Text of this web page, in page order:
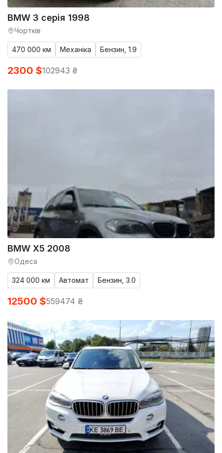
BMW 3 серія 1998
Чортків
470 000 км Механіка Бензин, 1.9
2300 $102943 ₴
BMW X5 2008
Одеса
324 000 км Автомат Бензин, 3.0
12500 $559474 ₴